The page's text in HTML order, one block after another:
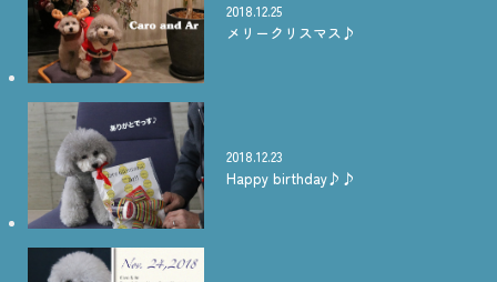
2018.12.25
メリークリスマス♪
2018.12.23
Happy birthday♪♪